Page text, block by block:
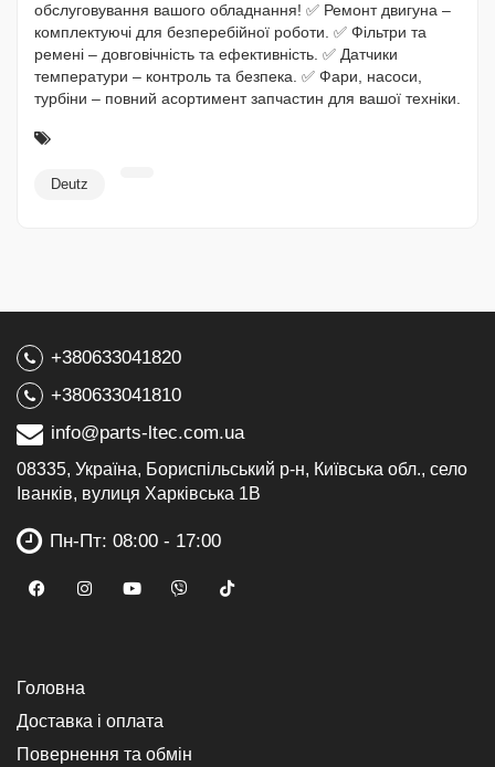
обслуговування вашого обладнання! ✅ Ремонт двигуна –
комплектуючі для безперебійної роботи. ✅ Фільтри та
ремені – довговічність та ефективність. ✅ Датчики
температури – контроль та безпека. ✅ Фари, насоси,
турбіни – повний асортимент запчастин для вашої техніки.
Deutz
+380633041820
+380633041810
info@parts-ltec.com.ua
08335, Україна, Бориспільський р-н, Київська обл., село
Іванків, вулиця Харківська 1В
Пн-Пт: 08:00 - 17:00
Головна
Доставка і оплата
Повернення та обмін